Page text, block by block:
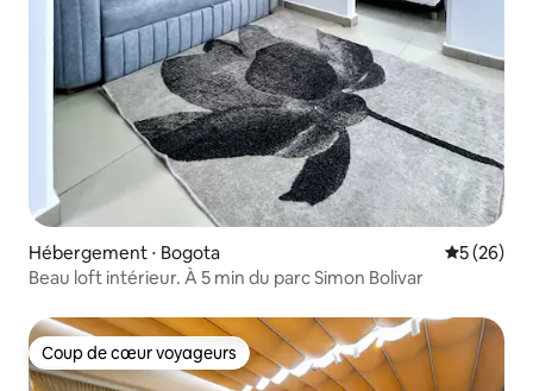
Hébergement ⋅ Bogota
5 (26)
Beau loft intérieur. À 5 min du parc Simon Bolivar
Coup de cœur voyageurs
Coup de cœur voyageurs